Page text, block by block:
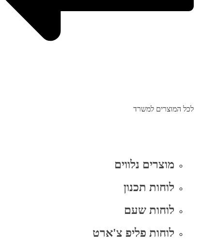
לכל המוצרים למשרד
מוצרים נלווים
לוחות תכנון
לוחות שעם
לוחות פליפ צ'ארט